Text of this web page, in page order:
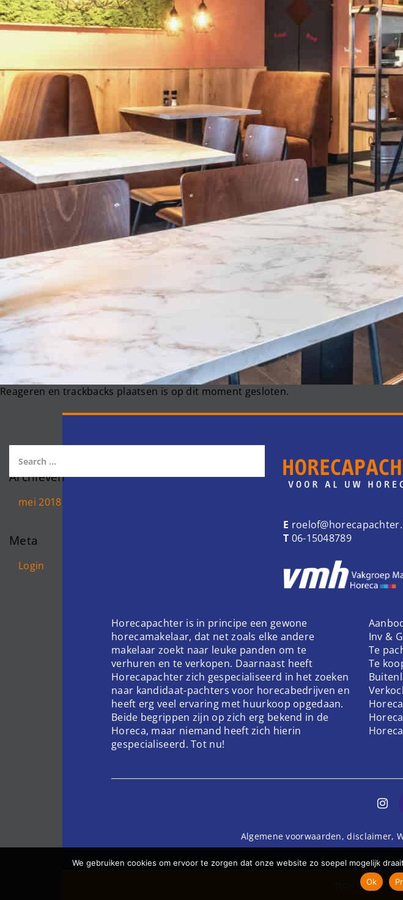
Reageren en trackbacks plaatsen is op dit moment gesloten.
Archieven
mei 2018
Meta
Login
E
T 06-15048789
Horecapachter is in principe een gewone
horecamakelaar, dat net zoals elke andere
makelaar zoekt naar leuke panden om te
verhuren en te verkopen. Daarnaast heeft
Horecapachter zich gespecialiseerd in het zoeken
naar kandidaat-pachters voor horecabedrijven en
heeft erg veel ervaring met huurkoop opgedaan.
Beide begrippen zijn op zich erg bekend in de
Horeca, maar niemand heeft zich hierin
gespecialiseerd. Tot nu!
Inv &
Te
Te
Algemene voorwaarden,disclaimer,
DODO.NL |
We gebruiken cookies om ervoor te zorgen dat onze website zo soepel mogelijk
Ok